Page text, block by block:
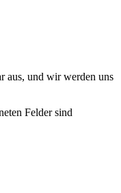
aus, und wir werden uns
Felder sind